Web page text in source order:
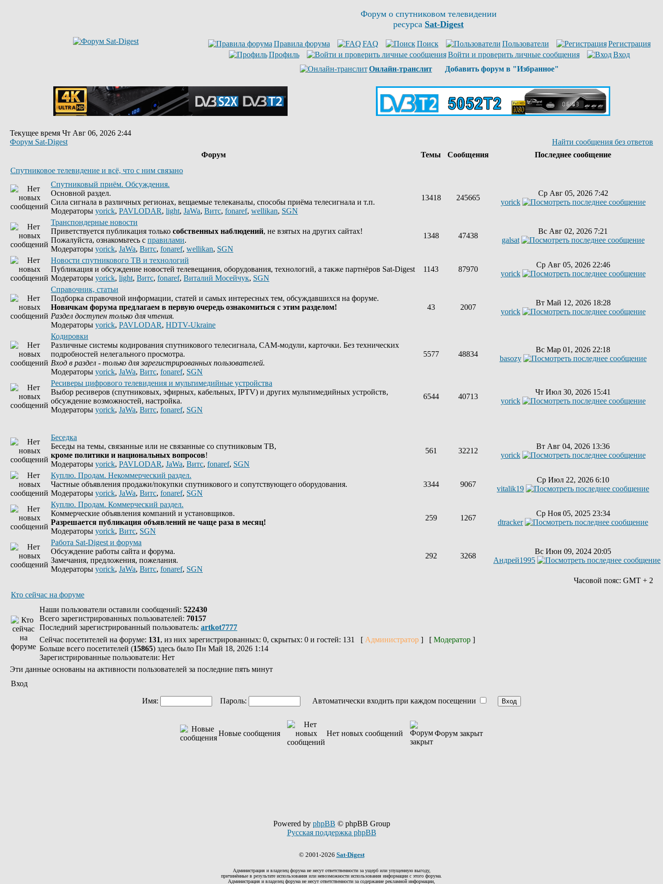
Форум о спутниковом телевидении
ресурса Sat-Digest
Правила форума FAQ Поиск Пользователи
Регистрация
Профиль
Войти и проверить личные сообщения
Вход
Онлайн-транслит
Добавить форум в "Избранное"
Текущее время Чт Авг 06, 2026 2:44
Форум Sat-Digest
Найти сообщения без ответов
Форум
Темы Сообщения
Последнее сообщение
Спутниковое телевидение и всё, что с ним связано
Спутниковый приём. Обсуждения.
Основной раздел.
Сила сигнала в различных регионах, вещаемые телеканалы, способы приёма телесигнала и т.п.
Модераторы yorick, PAVLODAR, light, JaWa, Витс, fonaref, wellikan, SGN
13418 245665
Ср Авг 05, 2026 7:42
yorick
Транспондерные новости
Приветствуется публикация только собственных наблюдений, не взятых на других сайтах!
Пожалуйста, ознакомьтесь с правилами.
Модераторы yorick, JaWa, Витс, fonaref, wellikan, SGN
1348 47438
Вс Авг 02, 2026 7:21
galsat
Новости спутникового ТВ и технологий
Публикация и обсуждение новостей телевещания, оборудования, технологий, а также партнёров Sat-Digest
Модераторы yorick, light, Витс, fonaref, Виталий Мосейчук, SGN
1143 87970
Ср Авг 05, 2026 22:46
yorick
Справочник, статьи
Подборка справочной информации, статей и самых интересных тем, обсуждавшихся на форуме.
Новичкам форума предлагаем в первую очередь ознакомиться с этим разделом!
Раздел доступен только для чтения.
Модераторы yorick, PAVLODAR, HDTV-Ukraine
43 2007
Вт Май 12, 2026 18:28
yorick
Кодировки
Различные системы кодирования спутникового телесигнала, CAM-модули, карточки. Без технических
подробностей нелегального просмотра.
Вход в раздел - только для зарегистрированных пользователей.
Модераторы yorick, JaWa, Витс, fonaref, SGN
5577 48834
Вс Мар 01, 2026 22:18
basozy
Ресиверы цифрового телевидения и мультимедийные устройства
Выбор ресиверов (спутниковых, эфирных, кабельных, IPTV) и других мультимедийных устройств,
обсуждение возможностей, настройка.
Модераторы yorick, JaWa, Витс, fonaref, SGN
6544 40713
Чт Июл 30, 2026 15:41
yorick
Беседка
Беседы на темы, связанные или не связанные со спутниковым ТВ,
кроме политики и национальных вопросов!
Модераторы yorick, PAVLODAR, JaWa, Витс, fonaref, SGN
561 32212
Вт Авг 04, 2026 13:36
yorick
Куплю. Продам. Некоммерческий раздел.
Частные объявления продажи/покупки спутникового и сопутствующего оборудования.
Модераторы yorick, JaWa, Витс, fonaref, SGN
3344 9067
Ср Июл 22, 2026 6:10
vitalik19
Куплю. Продам. Коммерческий раздел.
Коммерческие объявления компаний и установщиков.
Разрешается публикация объявлений не чаще раза в месяц!
Модераторы yorick, Витс, SGN
259 1267
Ср Ноя 05, 2025 23:34
dtracker
Работа Sat-Digest и форума
Обсуждение работы сайта и форума.
Замечания, предложения, пожелания.
Модераторы yorick, JaWa, Витс, fonaref, SGN
292 3268
Вс Июн 09, 2024 20:05
Андрей1995
Часовой пояс: GMT + 2
Кто сейчас на форуме
Наши пользователи оставили сообщений: 522430
Всего зарегистрированных пользователей: 70157
Последний зарегистрированный пользователь: artkot7777
Сейчас посетителей на форуме: 131, из них зарегистрированных: 0, скрытых: 0 и гостей: 131 [ Администратор ] [ Модератор ]
Больше всего посетителей (15865) здесь было Пн Май 18, 2026 1:14
Зарегистрированные пользователи: Нет
Эти данные основаны на активности пользователей за последние пять минут
Вход
Имя: Пароль: Автоматически входить при каждом посещении
Новые сообщения Нет новых сообщений Форум закрыт
Powered by phpBB © phpBB Group
Русская поддержка phpBB
© 2001-2026 Sat-Digest
Администрация и владелец форума не несут ответственности за ущерб или упущенную выгоду,
причинённые в результате использования или невозможности использования информации с этого форума.
Администрация и владелец форума не несут ответственности за содержание рекламной информации,